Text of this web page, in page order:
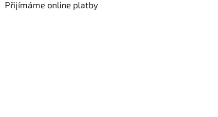
Přijímáme online platby